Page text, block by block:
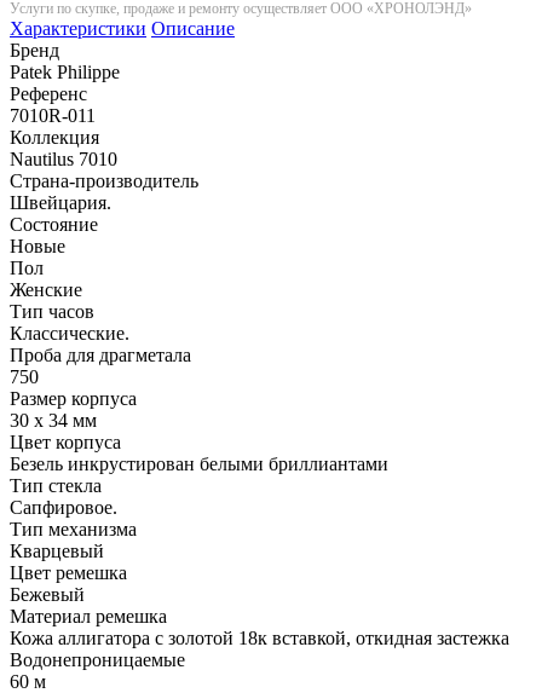
Услуги по скупке, продаже и ремонту осуществляет ООО «ХРОНОЛЭНД»
Характеристики Описание
Бренд
Patek Philippe
Референс
7010R-011
Коллекция
Nautilus 7010
Страна-производитель
Швейцария.
Состояние
Новые
Пол
Женские
Тип часов
Классические.
Проба для драгметала
750
Размер корпуса
30 x 34 мм
Цвет корпуса
Безель инкрустирован белыми бриллиантами
Тип стекла
Сапфировое.
Тип механизма
Кварцевый
Цвет ремешка
Бежевый
Материал ремешка
Кожа аллигатора с золотой 18к вставкой, откидная застежка
Водонепроницаемые
60 м